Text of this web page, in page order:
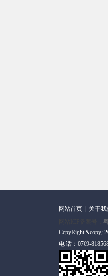
网站首页 关于我
CopyRight &copy;
电 话：0769-